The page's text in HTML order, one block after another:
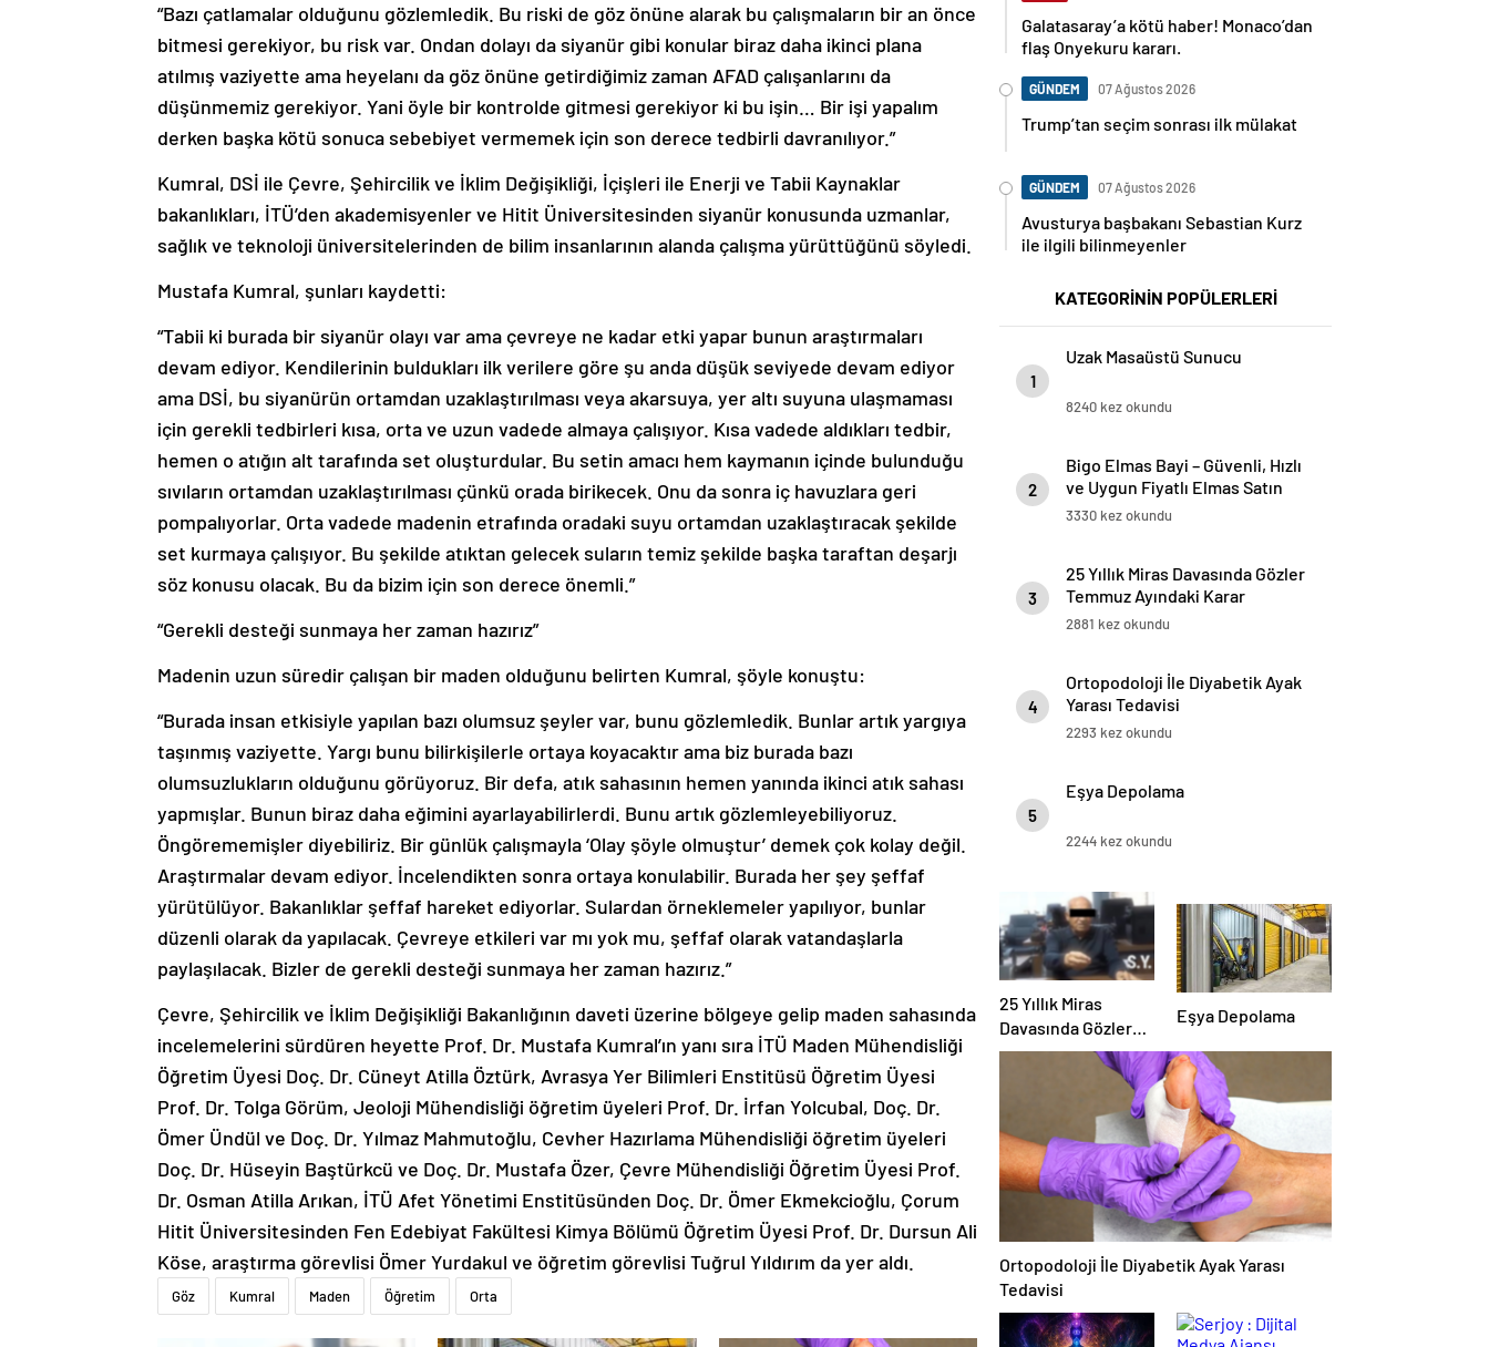
“Bazı çatlamalar olduğunu gözlemledik. Bu riski de göz önüne alarak bu çalışmaların bir an önce
bitmesi gerekiyor, bu risk var. Ondan dolayı da siyanür gibi konular biraz daha ikinci plana
atılmış vaziyette ama heyelanı da göz önüne getirdiğimiz zaman AFAD çalışanlarını da
düşünmemiz gerekiyor. Yani öyle bir kontrolde gitmesi gerekiyor ki bu işin… Bir işi yapalım
derken başka kötü sonuca sebebiyet vermemek için son derece tedbirli davranılıyor.”
Kumral, DSİ ile Çevre, Şehircilik ve İklim Değişikliği, İçişleri ile Enerji ve Tabii Kaynaklar
bakanlıkları, İTÜ’den akademisyenler ve Hitit Üniversitesinden siyanür konusunda uzmanlar,
sağlık ve teknoloji üniversitelerinden de bilim insanlarının alanda çalışma yürüttüğünü söyledi.
Mustafa Kumral, şunları kaydetti:
“Tabii ki burada bir siyanür olayı var ama çevreye ne kadar etki yapar bunun araştırmaları
devam ediyor. Kendilerinin buldukları ilk verilere göre şu anda düşük seviyede devam ediyor
ama DSİ, bu siyanürün ortamdan uzaklaştırılması veya akarsuya, yer altı suyuna ulaşmaması
için gerekli tedbirleri kısa, orta ve uzun vadede almaya çalışıyor. Kısa vadede aldıkları tedbir,
hemen o atığın alt tarafında set oluşturdular. Bu setin amacı hem kaymanın içinde bulunduğu
sıvıların ortamdan uzaklaştırılması çünkü orada birikecek. Onu da sonra iç havuzlara geri
pompalıyorlar. Orta vadede madenin etrafında oradaki suyu ortamdan uzaklaştıracak şekilde
set kurmaya çalışıyor. Bu şekilde atıktan gelecek suların temiz şekilde başka taraftan deşarjı
söz konusu olacak. Bu da bizim için son derece önemli.”
“Gerekli desteği sunmaya her zaman hazırız”
Madenin uzun süredir çalışan bir maden olduğunu belirten Kumral, şöyle konuştu:
“Burada insan etkisiyle yapılan bazı olumsuz şeyler var, bunu gözlemledik. Bunlar artık yargıya
taşınmış vaziyette. Yargı bunu bilirkişilerle ortaya koyacaktır ama biz burada bazı
olumsuzlukların olduğunu görüyoruz. Bir defa, atık sahasının hemen yanında ikinci atık sahası
yapmışlar. Bunun biraz daha eğimini ayarlayabilirlerdi. Bunu artık gözlemleyebiliyoruz.
Öngörememişler diyebiliriz. Bir günlük çalışmayla ‘Olay şöyle olmuştur’ demek çok kolay değil.
Araştırmalar devam ediyor. İncelendikten sonra ortaya konulabilir. Burada her şey şeffaf
yürütülüyor. Bakanlıklar şeffaf hareket ediyorlar. Sulardan örneklemeler yapılıyor, bunlar
düzenli olarak da yapılacak. Çevreye etkileri var mı yok mu, şeffaf olarak vatandaşlarla
paylaşılacak. Bizler de gerekli desteği sunmaya her zaman hazırız.”
Çevre, Şehircilik ve İklim Değişikliği Bakanlığının daveti üzerine bölgeye gelip maden sahasında
incelemelerini sürdüren heyette Prof. Dr. Mustafa Kumral’ın yanı sıra İTÜ Maden Mühendisliği
Öğretim Üyesi Doç. Dr. Cüneyt Atilla Öztürk, Avrasya Yer Bilimleri Enstitüsü Öğretim Üyesi
Prof. Dr. Tolga Görüm, Jeoloji Mühendisliği öğretim üyeleri Prof. Dr. İrfan Yolcubal, Doç. Dr.
Ömer Ündül ve Doç. Dr. Yılmaz Mahmutoğlu, Cevher Hazırlama Mühendisliği öğretim üyeleri
Doç. Dr. Hüseyin Baştürkcü ve Doç. Dr. Mustafa Özer, Çevre Mühendisliği Öğretim Üyesi Prof.
Dr. Osman Atilla Arıkan, İTÜ Afet Yönetimi Enstitüsünden Doç. Dr. Ömer Ekmekcioğlu, Çorum
Hitit Üniversitesinden Fen Edebiyat Fakültesi Kimya Bölümü Öğretim Üyesi Prof. Dr. Dursun Ali
Köse, araştırma görevlisi Ömer Yurdakul ve öğretim görevlisi Tuğrul Yıldırım da yer aldı.
Göz Kumral Maden Öğretim Orta
Galatasaray’a kötü haber! Monaco’dan
flaş Onyekuru kararı.
GÜNDEM 07 Ağustos 2026
Trump’tan seçim sonrası ilk mülakat
GÜNDEM 07 Ağustos 2026
Avusturya başbakanı Sebastian Kurz
ile ilgili bilinmeyenler
KATEGORİNİN POPÜLERLERİ
1
Uzak Masaüstü Sunucu
8240 kez okundu
2
Bigo Elmas Bayi – Güvenli, Hızlı
ve Uygun Fiyatlı Elmas Satın
Almanın Yeni Adresi
3330 kez okundu
3
25 Yıllık Miras Davasında Gözler
Temmuz Ayındaki Karar
Duruşmasına Çevrildi
2881 kez okundu
4
Ortopodoloji İle Diyabetik Ayak
Yarası Tedavisi
2293 kez okundu
5
Eşya Depolama
2244 kez okundu
25 Yıllık Miras
Davasında Gözler
Temmuz Ayındaki
Karar Duruşmasına
Eşya Depolama
Ortopodoloji İle Diyabetik Ayak Yarası
Tedavisi